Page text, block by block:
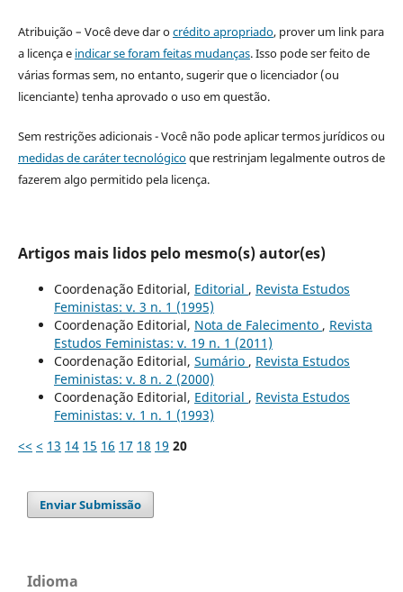
Atribuição – Você deve dar ocrédito apropriado, prover um link para
a licença e indicar se foram feitas mudanças. Isso pode ser feito de
várias formas sem, no entanto, sugerir que o licenciador (ou
licenciante) tenha aprovado o uso em questão.
Sem restrições adicionais - Você não pode aplicar termos jurídicos ou
medidas de caráter tecnológicoque restrinjam legalmente outros de
fazerem algo permitido pela licença.
Artigos mais lidos pelo mesmo(s) autor(es)
Coordenação Editorial, Editorial , Revista Estudos
Feministas: v. 3 n. 1 (1995)
Coordenação Editorial, Nota de Falecimento , Revista
Estudos Feministas: v. 19 n. 1 (2011)
Coordenação Editorial, Sumário , Revista Estudos
Feministas: v. 8 n. 2 (2000)
Coordenação Editorial, Editorial , Revista Estudos
Feministas: v. 1 n. 1 (1993)
<< < 13 14 15 16 17 18 19 20
Enviar Submissão
Idioma